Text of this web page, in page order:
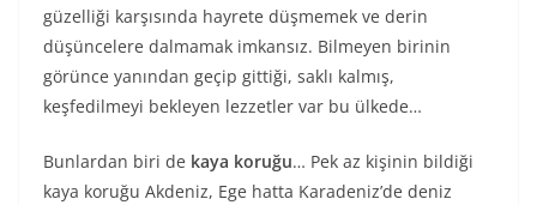
güzelliği karşısında hayrete düşmemek ve derin
düşüncelere dalmamak imkansız. Bilmeyen birinin
görünce yanından geçip gittiği, saklı kalmış,
keşfedilmeyi bekleyen lezzetler var bu ülkede…
Bunlardan biri de kaya koruğu… Pek az kişinin bildiği
kaya koruğu Akdeniz, Ege hatta Karadeniz’de deniz